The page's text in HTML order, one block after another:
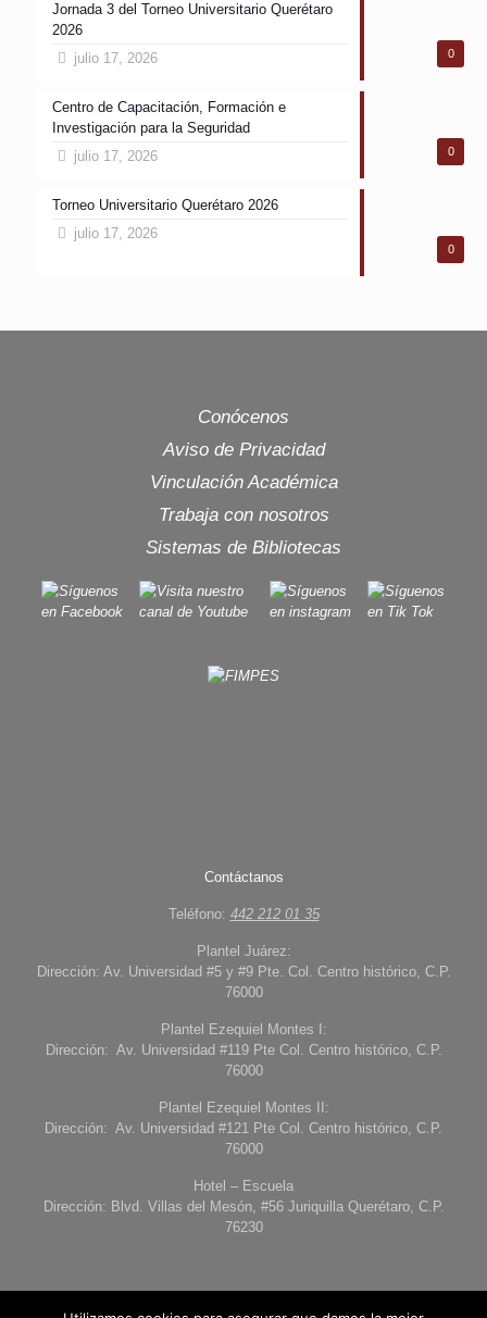
0
Jornada 3 del Torneo Universitario Querétaro
2026
julio 17, 2026
0
Centro de Capacitación, Formación e
Investigación para la Seguridad
julio 17, 2026
0
Torneo Universitario Querétaro 2026
julio 17, 2026
Conócenos
Aviso de Privacidad
Vinculación Académica
Trabaja con nosotros
Sistemas de Bibliotecas
Contáctanos
Teléfono: 442 212 01 35
Plantel Juárez:
Dirección: Av. Universidad #5 y #9 Pte. Col. Centro histórico, C.P.
76000
Plantel Ezequiel Montes I:
Dirección: Av. Universidad #119 Pte Col. Centro histórico, C.P.
76000
Plantel Ezequiel Montes II:
Dirección: Av. Universidad #121 Pte Col. Centro histórico, C.P.
76000
Hotel – Escuela
Dirección: Blvd. Villas del Mesón, #56 Juriquilla Querétaro, C.P.
76230